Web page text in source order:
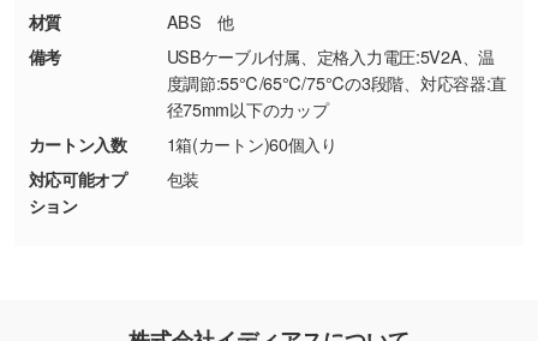
シンプルな背景のデータや、使いたいキャラク
ター部分の輪郭がはっきりしているデータは切
り抜き処理が可能です。→詳しく見る
・持っているデータの背景が足りない／塗り足
しの作り方が分からない
印刷したいデータが印刷範囲よりも小さい場
材質
ABS 他
備考
USBケーブル付属、定格入力電圧:5V2A、温
度調節:55℃/65℃/75℃の3段階、対応容器:直
径75mm以下のカップ
カートン入数
1箱(カートン)60個入り
対応可能オプ
ション
包装